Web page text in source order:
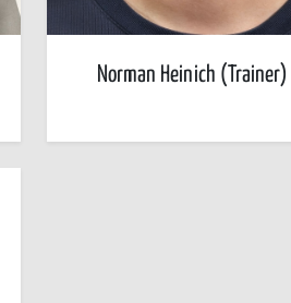
Norman Heinich (Trainer)